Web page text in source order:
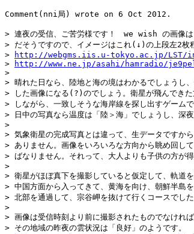
Comment(nni局) wrote on 6 Oct 2012.
> 連夜の受信、ご苦労様です！　we wish の画像
> だそうですので、イメージはこれ(↓)の上段左2枚
>
http://webgms.iis.u-tokyo.ac.jp/LST/
>
http://www.ne.jp/asahi/hamradio/
>
> 晴れた日なら、陸地と海の境はわかるでしょうし
> した画像になる(?)のでしょう。衛星が飛んできた
> しながら、一致しそうな海岸線を探し出すゲームで
> 日中の写真なら温度は「陸＞海」でしょうし、深夜
>
> 気象衛星の完成写真とは違って、生データですか
> ありません。画像をいろいろな方向から眺め回し
> ばなりません。それって、大人よりも子供の方が
>
> 衛星がほぼ真下を撮影していると仮定して、軌道を
> 中国方面から入ってきて、黄海を向け、朝鮮半島
> 北部を通過して、宗谷岬を抜けて行くコースでした
>
> 画像は受信時刻より前に撮影されたものでなければ
> その地域の昨夜の雲状況は「良好」のようです。